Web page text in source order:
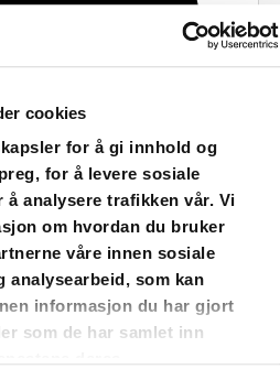
cookies
for å gi innhold og
for å levere sosiale
analysere trafikken vår. Vi
om hvordan du bruker
våre innen sosiale
analysearbeid, som kan
informasjon du har gjort
som de har samlet inn